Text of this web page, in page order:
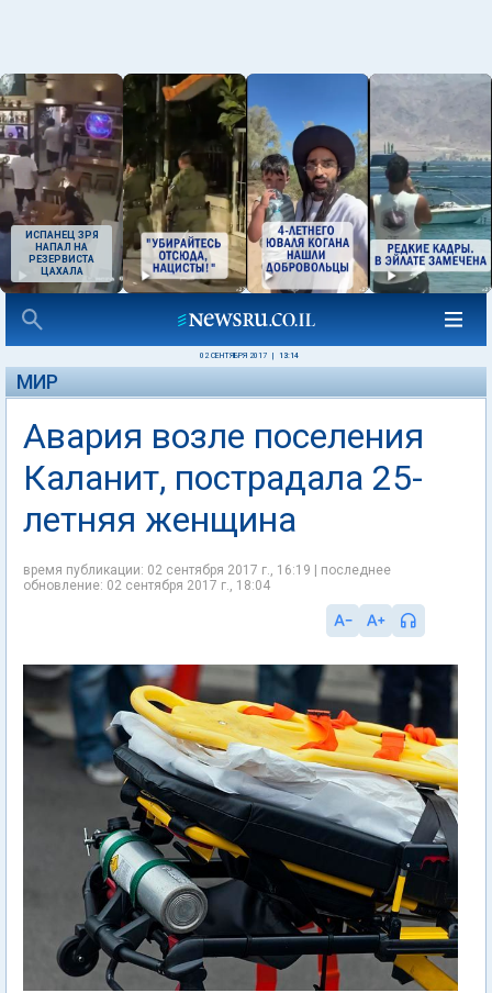
ИСПАНЕЦ ЗРЯ
НАПАЛ НА
РЕЗЕРВИСТА
ЦАХАЛА
02 СЕНТЯБРЯ 2017 13:14
МИР
Авария возле поселения
Каланит, пострадала 25-
летняя женщина
время публикации: 02 сентября 2017 г., 16:19 | последнее
обновление: 02 сентября 2017 г., 18:04